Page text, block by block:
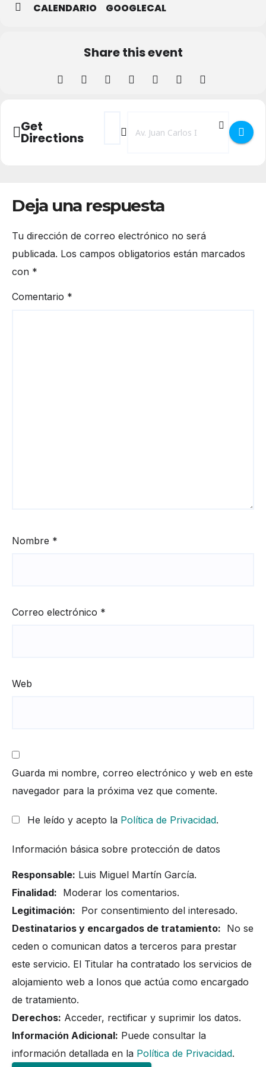
CALENDARIO GOOGLECAL
Share this event
Get
Directions
Address - Libros para la memoria 2022 []
Destination Address - Libros para
Deja una respuesta
Tu dirección de correo electrónico no será
publicada. Los campos obligatorios están marcados
con *
Comentario *
Nombre *
Correo electrónico *
Web
Guarda mi nombre, correo electrónico y web en este
navegador para la próxima vez que comente.
He leído y acepto la Política de Privacidad.
Información básica sobre protección de datos
Responsable: Luis Miguel Martín García.
Finalidad: Moderar los comentarios.
Legitimación: Por consentimiento del interesado.
Destinatarios y encargados de tratamiento: No se
ceden o comunican datos a terceros para prestar
este servicio. El Titular ha contratado los servicios de
alojamiento web a Ionos que actúa como encargado
de tratamiento.
Derechos: Acceder, rectificar y suprimir los datos.
Información Adicional: Puede consultar la
información detallada en la Política de Privacidad.